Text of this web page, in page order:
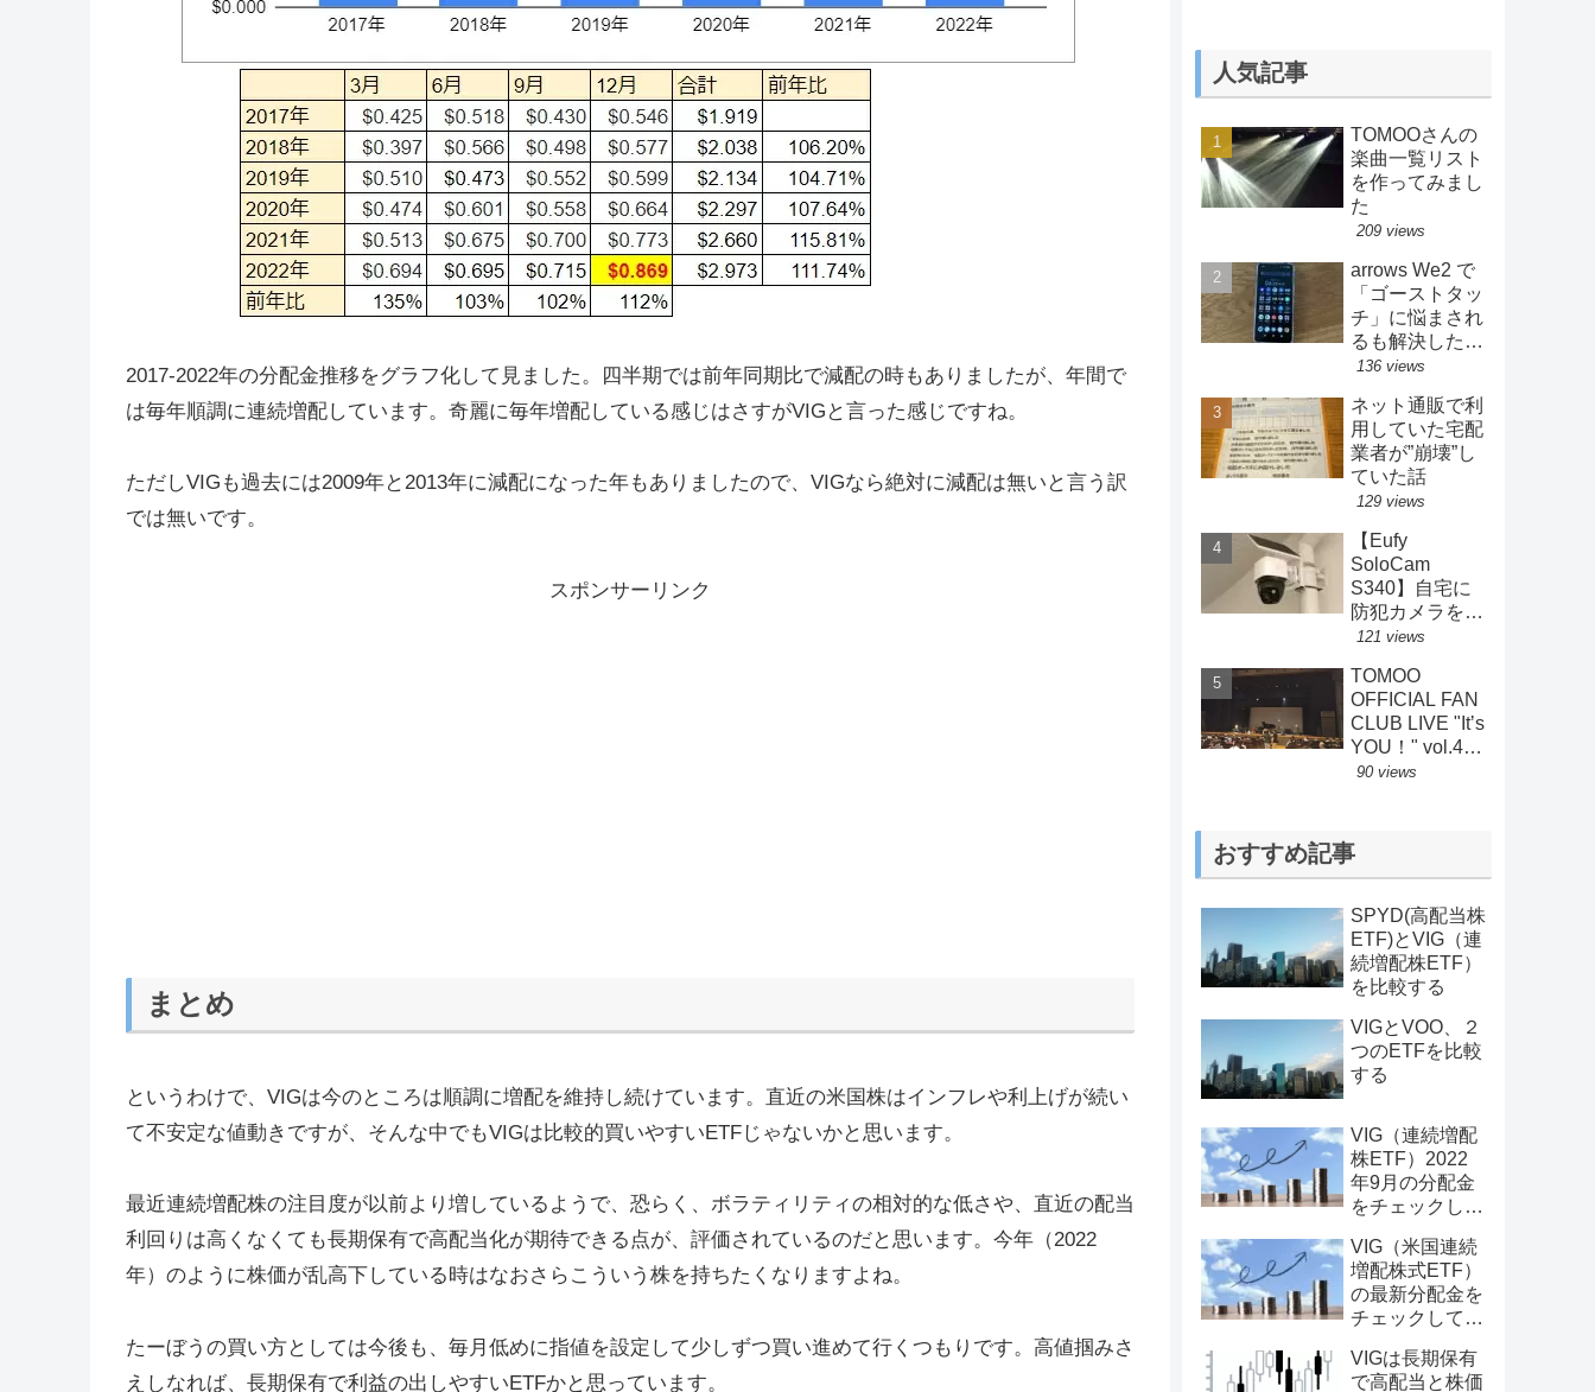
2017-2022年の分配金推移をグラフ化して見ました。四半期では前年同期比で減配の時もありましたが、年間で
は毎年順調に連続増配しています。奇麗に毎年増配している感じはさすがVIGと言った感じですね。
ただしVIGも過去には2009年と2013年に減配になった年もありましたので、VIGなら絶対に減配は無いと言う訳
では無いです。
スポンサーリンク
まとめ
というわけで、VIGは今のところは順調に増配を維持し続けています。直近の米国株はインフレや利上げが続い
て不安定な値動きですが、そんな中でもVIGは比較的買いやすいETFじゃないかと思います。
最近連続増配株の注目度が以前より増しているようで、恐らく、ボラティリティの相対的な低さや、直近の配当
利回りは高くなくても長期保有で高配当化が期待できる点が、評価されているのだと思います。今年（2022
年）のように株価が乱高下している時はなおさらこういう株を持ちたくなりますよね。
たーぼうの買い方としては今後も、毎月低めに指値を設定して少しずつ買い進めて行くつもりです。高値掴みさ
えしなれば、長期保有で利益の出しやすいETFかと思っています。
人気記事
TOMOOさんの
楽曲一覧リスト
を作ってみまし
た
209 views
arrows We2 で
「ゴーストタッ
チ」に悩まされ
るも解決した方
法とは？
136 views
ネット通販で利
用していた宅配
業者が”崩壊”し
ていた話
129 views
【Eufy
SoloCam
S340】自宅に
防犯カメラを設
置してみた結果
121 views
TOMOO
OFFICIAL FAN
CLUB LIVE "Itʼs
YOU！" vol.4
2026.7.4 ライ
90 views
おすすめ記事
SPYD(高配当株
ETF)とVIG（連
続増配株ETF）
を比較する
VIGとVOO、２
つのETFを比較
する
VIG（連続増配
株ETF）2022
年9月の分配金
をチェックして
配されているの
か？】
VIG（米国連続
増配株式ETF）
の最新分配金を
チェックしてみ
されているの
VIGは長期保有
で高配当と株価